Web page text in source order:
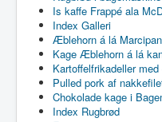
Is kaffe Frappé ala
Index Galleri
Æblehorn á lá Marcipan
Kage Æblehorn á lá
Kartoffelfrikadeller
Pulled pork af
Chokolade kage i
Index Rugbrød